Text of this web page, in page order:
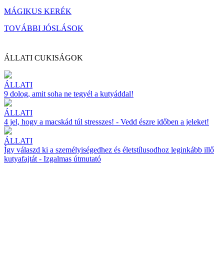
MÁGIKUS KERÉK
TOVÁBBI JÓSLÁSOK
ÁLLATI CUKISÁGOK
ÁLLATI
9 dolog, amit soha ne tegyél a kutyáddal!
ÁLLATI
4 jel, hogy a macskád túl stresszes! - Vedd észre időben a jeleket!
ÁLLATI
Így válaszd ki a személyiségedhez és életstílusodhoz leginkább illő
kutyafajtát - Izgalmas útmutató